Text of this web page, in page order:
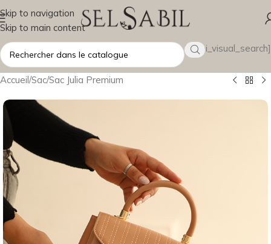
Skip to navigation
Skip to main content
[wsbi_visual_search]
Accueil/Sac/Sac Julia Premium